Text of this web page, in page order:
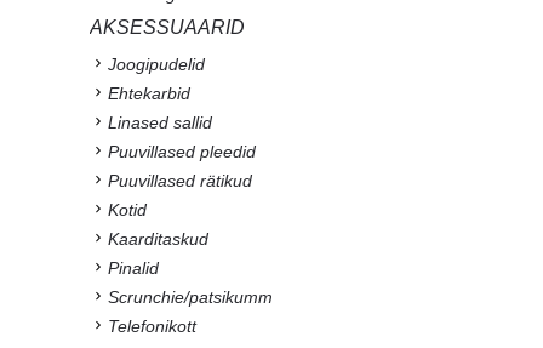
AKSESSUAARID
Joogipudelid
Ehtekarbid
Linased sallid
Puuvillased pleedid
Puuvillased rätikud
Kotid
Kaarditaskud
Pinalid
Scrunchie/patsikumm
Telefonikott